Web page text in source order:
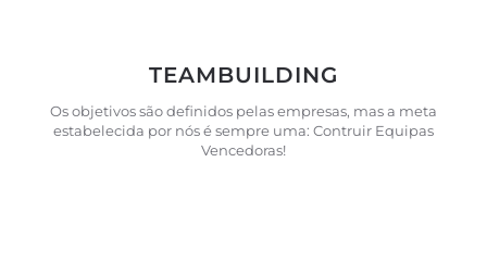
TEAMBUILDING
Os objetivos são definidos pelas empresas, mas a meta
estabelecida por nós é sempre uma: Contruir Equipas
Vencedoras!